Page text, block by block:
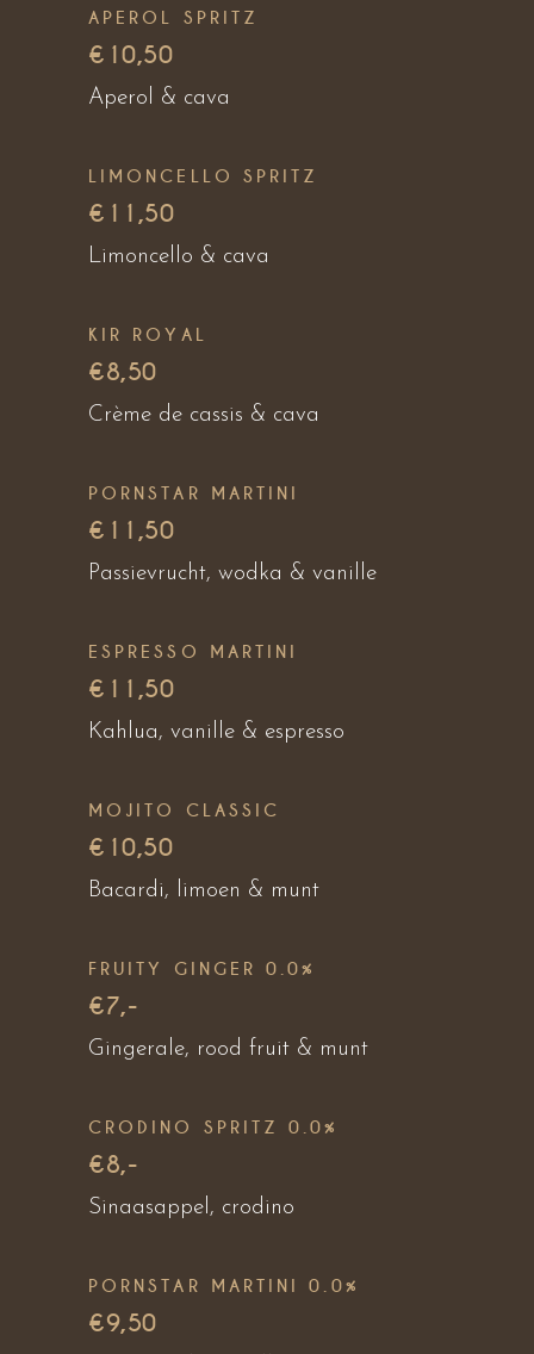
APEROL SPRITZ
€10,50
Aperol & cava
LIMONCELLO SPRITZ
€11,50
Limoncello & cava
KIR ROYAL
€8,50
Crème de cassis & cava
PORNSTAR MARTINI
€11,50
Passievrucht, wodka & vanille
ESPRESSO MARTINI
€11,50
Kahlua, vanille & espresso
MOJITO CLASSIC
€10,50
Bacardi, limoen & munt
FRUITY GINGER 0.0%
€7,-
Gingerale, rood fruit & munt
CRODINO SPRITZ 0.0%
€8,-
Sinaasappel, crodino
PORNSTAR MARTINI 0.0%
€9,50